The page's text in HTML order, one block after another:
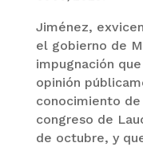
Jiménez,
el gobierno de
impugnación
opinión
conocimiento de
congreso de
de octubre, y